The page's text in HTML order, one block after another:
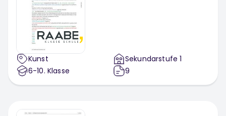
Kunst
6-10. Klasse
Sekundarstufe 1
9